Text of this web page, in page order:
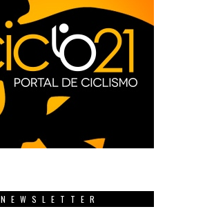
NEWSLETTER